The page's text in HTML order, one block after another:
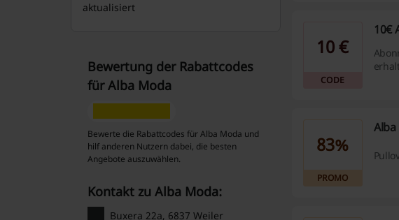
10 €
CODE
10€
83%
PROMO
aktualisiert
Bewertung der Rabattcodes
für Alba Moda
Bewerte die Rabattcodes für Alba Moda und
hilf anderen Nutzern dabei, die besten
Angebote auszuwählen.
Kontakt zu Alba Moda:
Buxera 22a, 6837 Weiler